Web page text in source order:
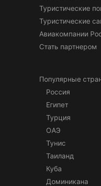
Туристические
Туристические
Авиакомпании
Стать партнером
Популярные
Россия
Египет
Турция
ОАЭ
Тунис
Таиланд
Куба
Доминикана